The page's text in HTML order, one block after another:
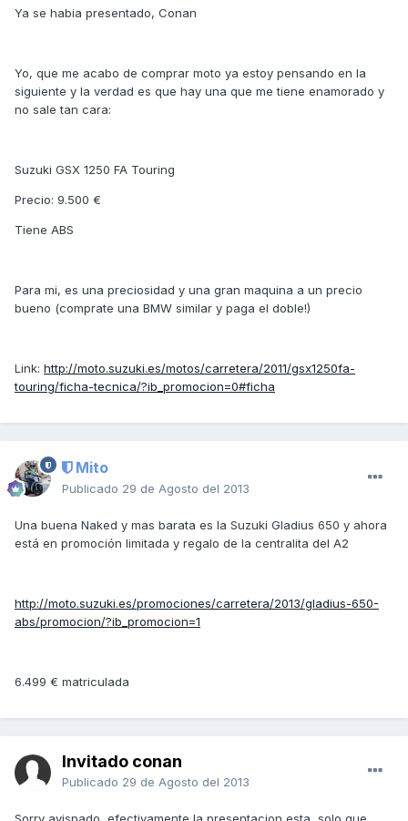
Ya se habia presentado, Conan
Yo, que me acabo de comprar moto ya estoy pensando en la
siguiente y la verdad es que hay una que me tiene enamorado y
no sale tan cara:
Suzuki GSX 1250 FA Touring
Precio: 9.500 €
Tiene ABS
Para mi, es una preciosidad y una gran maquina a un precio
bueno (comprate una BMW similar y paga el doble!)
Link: http://moto.suzuki.es/motos/carretera/2011/gsx1250fa-
touring/ficha-tecnica/?ib_promocion=0#ficha
Mito
Publicado 29 de Agosto del 2013
Una buena Naked y mas barata es la Suzuki Gladius 650 y ahora
está en promoción limitada y regalo de la centralita del A2
http://moto.suzuki.es/promociones/carretera/2013/gladius-650-
abs/promocion/?ib_promocion=1
6.499 € matriculada
Invitado conan
Publicado 29 de Agosto del 2013